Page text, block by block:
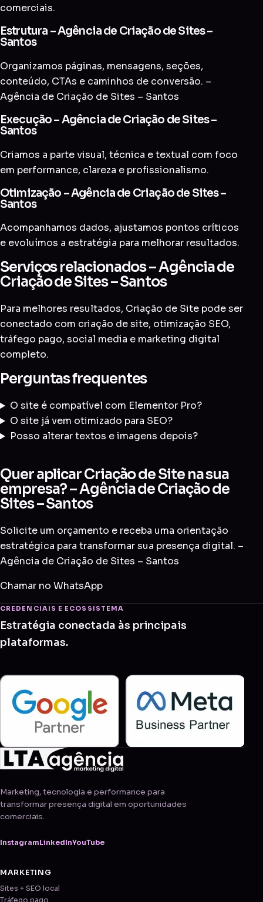
comerciais.
Estrutura – Agência de Criação de Sites –
Santos
Organizamos páginas, mensagens, seções,
conteúdo, CTAs e caminhos de conversão. –
Agência de Criação de Sites – Santos
Execução – Agência de Criação de Sites –
Santos
Criamos a parte visual, técnica e textual com foco
em performance, clareza e profissionalismo.
Otimização – Agência de Criação de Sites –
Santos
Acompanhamos dados, ajustamos pontos críticos
e evoluímos a estratégia para melhorar resultados.
Serviços relacionados – Agência de
Criação de Sites – Santos
Para melhores resultados, Criação de Site pode ser
conectado com criação de site, otimização SEO,
tráfego pago, social media e marketing digital
completo.
Perguntas frequentes
O site é compatível com Elementor Pro?
O site já vem otimizado para SEO?
Posso alterar textos e imagens depois?
Quer aplicar Criação de Site na sua
empresa? – Agência de Criação de
Sites – Santos
Solicite um orçamento e receba uma orientação
estratégica para transformar sua presença digital. –
Agência de Criação de Sites – Santos
Chamar no WhatsApp
CREDENCIAIS E ECOSSISTEMA
Estratégia conectada às principais
plataformas.
Marketing, tecnologia e performance para
transformar presença digital em oportunidades
comerciais.
Instagram LinkedInYouTube
MARKETING
Sites + SEO local